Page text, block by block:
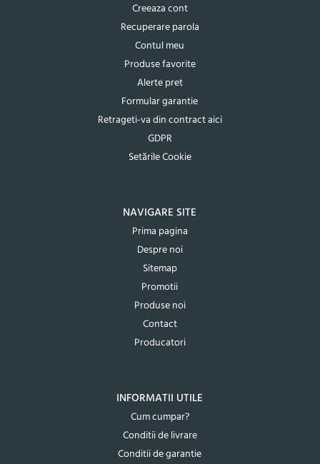
Creeaza cont
Recuperare parola
Contul meu
Produse favorite
Alerte pret
Formular garantie
Retrageti-va din contract aici
GDPR
Setările Cookie
NAVIGARE SITE
Prima pagina
Despre noi
Sitemap
Promotii
Produse noi
Contact
Producatori
INFORMATII UTILE
Cum cumpar?
Conditii de livrare
Conditii de garantie